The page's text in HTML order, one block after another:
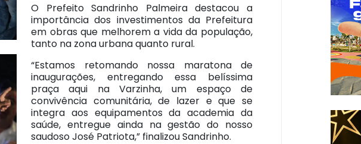
O Prefeito Sandrinho Palmeira destacou a
importância dos investimentos da Prefeitura
em obras que melhorem a vida da população,
tanto na zona urbana quanto rural.
“Estamos retomando nossa maratona de
inaugurações, entregando essa belíssima
praça aqui na Varzinha, um espaço de
convivência comunitária, de lazer e que se
integra aos equipamentos da academia da
saúde, entregue ainda na gestão do nosso
saudoso José Patriota,” finalizou Sandrinho.